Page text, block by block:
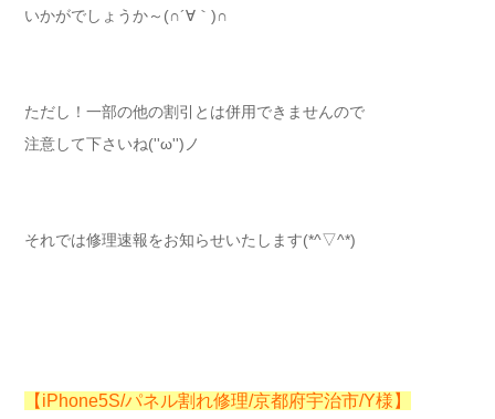
いかがでしょうか～(∩´∀｀)∩
ただし！一部の他の割引とは併用できませんので
注意して下さいね(''ω'')ノ
それでは修理速報をお知らせいたします(*^▽^*)
【iPhone5S/パネル割れ修理/京都府宇治市/Y様】